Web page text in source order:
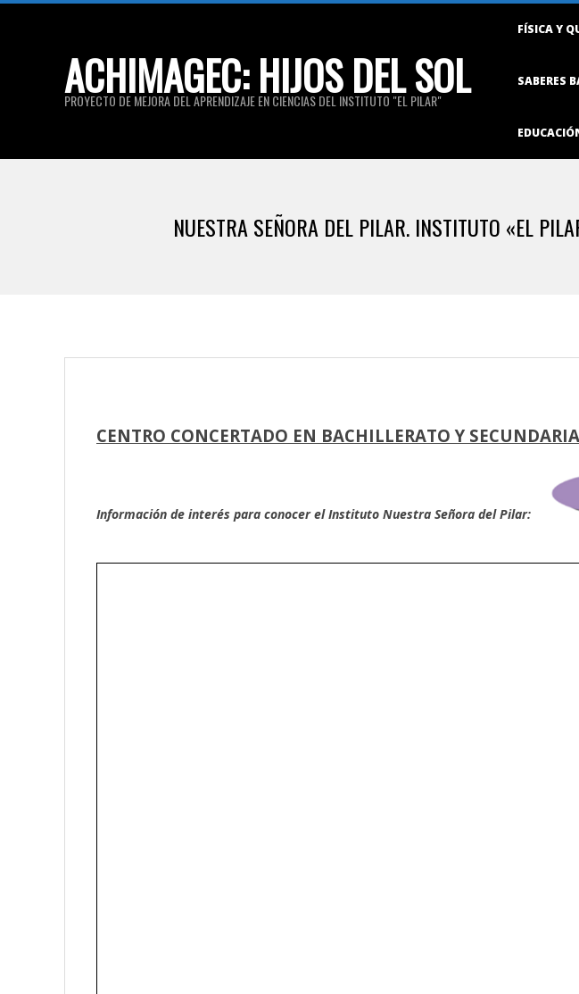
ACHIMAGEC: HIJOS DEL SOL
PROYECTO DE MEJORA DEL APRENDIZAJE EN CIENCIAS DEL INSTITUTO "EL PILAR"
FÍSICA Y
SABERES
NUESTRA SEÑORA DEL PILAR. INSTITUTO «EL
CENTRO CONCERTADO EN BACHILLERATO Y
Información de interés para conocer el Instituto Nuestra Señora del Pilar: